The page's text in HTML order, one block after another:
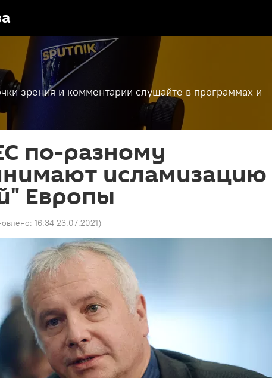
зрения и комментарии слушайте в программах и
по-разному
исламизацию
Европы
16:34 23.07.2021)